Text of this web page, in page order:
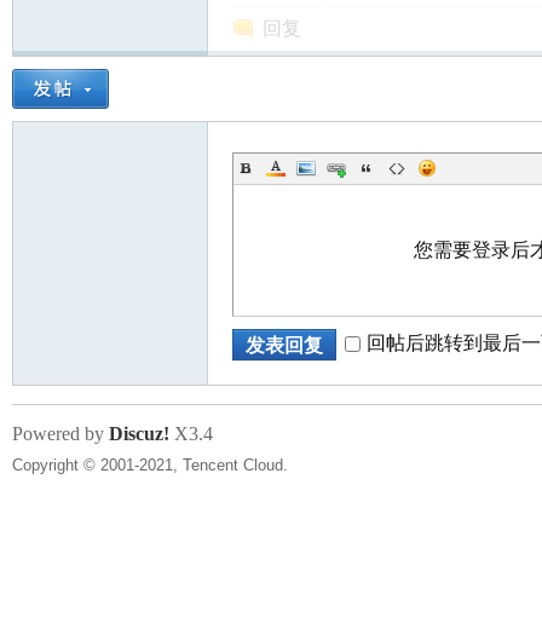
回复
您需要登录后
发表回复 回帖后跳转到最后
Powered by Discuz! X3.4
Copyright © 2001-2021, Tencent Cloud.